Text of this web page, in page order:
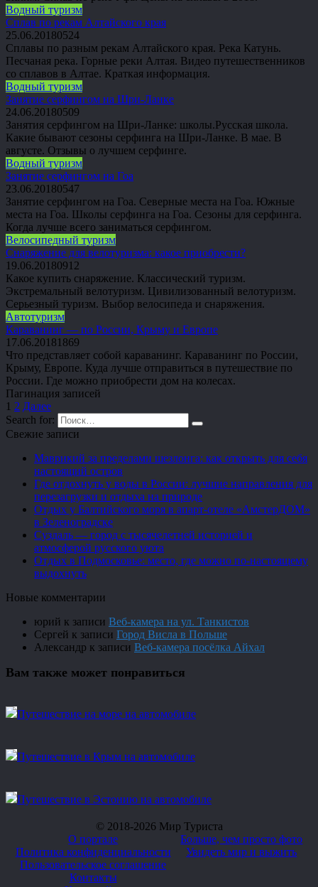
Водный туризм
Сплав по рекам Алтайского края
25.06.20180524
Сплавы по разным рекам Алтайского края. Река Катунь.
Песчаная река. Горные реки Алтая. Видео путешественников
со сплавов в Алтае. Краткая информация.
Водный туризм
Занятие серфингом на Шри-Ланке
24.06.20180509
Занятия серфингом на Шри-Ланке: школы.Русская школа.
Какие бывают сезоны серфинга на Шри-Ланке. В мае. В
августе. Отзывы о лучшем серфинге.
Водный туризм
Занятие серфингом на Гоа
23.06.20180547
Занятие серфингом на Гоа. Северные места на Гоа. Южные
места на Гоа. Школы серфинга на Гоа. Сезоны для серфинга.
Когда лучше всего заниматься серфингом.
Велосипедный туризм
Снаряжение для велотуризма: какое приобрести?
19.06.20180912
Какое купить снаряжение. Классический туризм.
Экстремальный велотуризм. Цивилизованный велотуризм.
Серьезный туризм. Выбор велосипеда и снаряжения.
Автотуризм
Караванинг — по России, Крыму и Европе
17.06.20181 869
Что представляет собой караванинг. Караванинг по России,
Крыму, Европе. Куда лучше отправиться в путешествие по
России. Где можно приобрести дом на колесах.
Пагинация записей
1 2 Далее
Search for:
Свежие записи
Маврикий за пределами шезлонга: как открыть для себя
настоящий остров
Где отдохнуть у воды в России: лучшие направления для
перезагрузки и отдыха на природе
Отдых у Балтийского моря в апарт-отеле «АмстерДОМ»
в Зеленоградске
Суздаль — город с тысячелетней историей и
атмосферой русского уюта
Отдых в Подмосковье: место, где можно по-настоящему
выдохнуть
Новые комментарии
юрий к записи Веб-камера на ул. Танкистов
Сергей к записи Город Висла в Польше
Александр к записи Веб-камера посёлка Айхал
Вам также может понравиться
Путешествие на море на автомобиле
Путешествие в Крым на автомобиле
Путешествие в Эстонию на автомобиле
© 2018-2026 Мир Туриста
О портале
Политика конфиденциальности
Пользовательское соглашение
Контакты
Больше, чем просто фото
Увидеть мир и выжить